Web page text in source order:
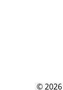
© 2026